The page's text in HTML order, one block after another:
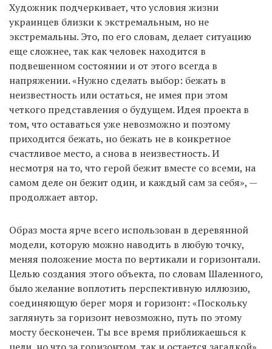
Художник подчеркивает, что условия жизни
украинцев близки к экстремальным, но не
экстремальны. Это, по его словам, делает ситуацию
еще сложнее, так как человек находится в
подвешенном состоянии и от этого всегда в
напряжении. «Нужно сделать выбор: бежать в
неизвестность или остаться, не имея при этом
четкого представления о будущем. Идея проекта в
том, что оставаться уже невозможно и поэтому
приходится бежать, но бежать не в конкретное
счастливое место, а снова в неизвестность. И
несмотря на то, что герой бежит вместе со всеми, на
самом деле он бежит один, и каждый сам за себя», —
продолжает автор.
Образ моста ярче всего использован в деревянной
модели, которую можно наводить в любую точку,
меняя положение моста по вертикали и горизонтали.
Целью создания этого объекта, по словам Шаленного,
было желание воплотить перспективную иллюзию,
соединяющую берег моря и горизонт: «Поскольку
заглянуть за горизонт невозможно, путь по этому
мосту бесконечен. Ты все время приближаешься к